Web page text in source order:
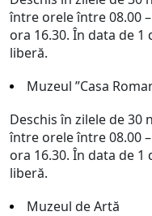
între orele între 08.00
ora 16.30. În data de
liberă.
Muzeul ”Casa
Deschis în zilele de 30
între orele între 08.00
ora 16.30. În data de
liberă.
Muzeul de Artă